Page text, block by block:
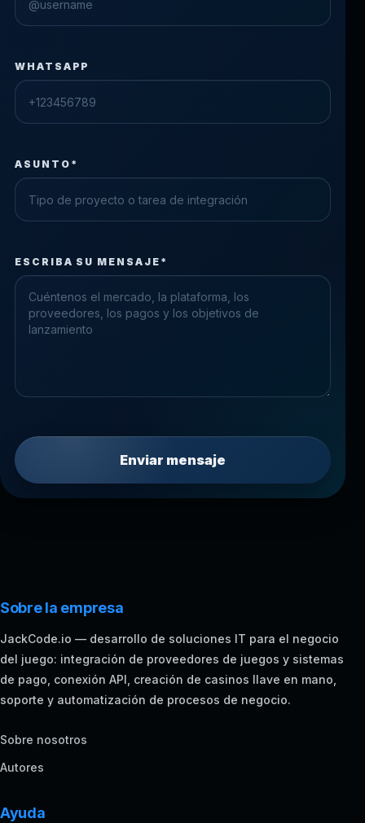
WHATSAPP
ASUNTO*
Please fix the highlighted fields.
ESCRIBA SU MENSAJE*
Enviar mensaje
Sobre la empresa
JackCode.io — desarrollo de soluciones IT para el negocio
del juego: integración de proveedores de juegos y sistemas
de pago, conexión API, creación de casinos llave en mano,
soporte y automatización de procesos de negocio.
Sobre nosotros
Autores
Ayuda